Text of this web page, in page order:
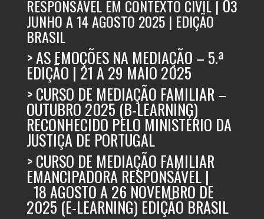
RESPONSÁVEL EM CONTEXTO CIVIL | 03
JUNHO A 14 AGOSTO 2025 | EDIÇÃO
BRASIL
>AS EMOÇÕES NA MEDIAÇÃO – 5.ª
EDIÇÃO | 21 A 29 MAIO 2025
> CURSO DE MEDIAÇÃO FAMILIAR –
OUTUBRO 2025 (B-LEARNING)
RECONHECIDO PELO MINISTÉRIO DA
JUSTIÇA DE PORTUGAL
>CURSO DE MEDIAÇÃO FAMILIAR
EMANCIPADORA RESPONSÁVEL |
18 AGOSTO A 26 NOVEMBRO DE
2025 (E-LEARNING) EDIÇÃO BRASIL